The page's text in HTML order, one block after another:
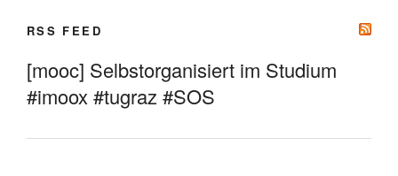
RSS FEED
[mooc] Selbstorganisiert im Studium
#imoox #tugraz #SOS